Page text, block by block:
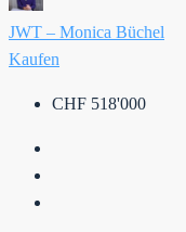
JWT – Monica Büchel
Kaufen
CHF 518'000